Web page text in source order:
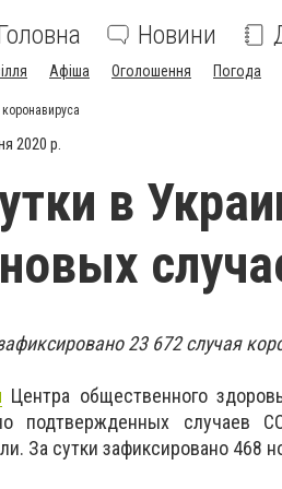
Новини
Афіша Оголошення Погода
2020 р.
в
23 672 случая
Центра общественного
подтвержденных случаев
За сутки зафиксировано 468